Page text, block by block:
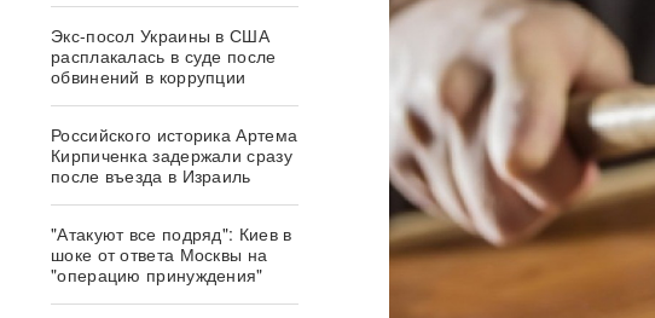
Экс-посол Украины в США
расплакалась в суде после
обвинений в коррупции
Российского историка Артема
Кирпиченка задержали сразу
после въезда в Израиль
"Атакуют все подряд": Киев в
шоке от ответа Москвы на
"операцию принуждения"